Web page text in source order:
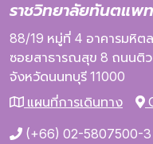
ราชวิทยาลัยทันตแพ
88/19 หมู่ที่ 4 อาคารมหิต
ซอยสาธารณสุข 8 ถนนติ
จังหวัดนนทบุรี 11000
แผนที่การเดินทาง
(+66) 02-5807500-3